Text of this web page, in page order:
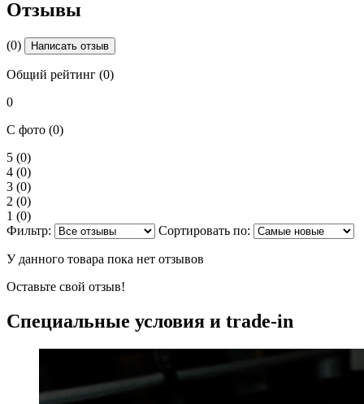
Отзывы
(0) Написать отзыв
Общий рейтинг (0)
0
С фото (0)
5 (0)
4 (0)
3 (0)
2 (0)
1 (0)
Фильтр:
Сортировать по:
У данного товара пока нет отзывов
Оставьте свой отзыв!
Специальные условия и trade-in